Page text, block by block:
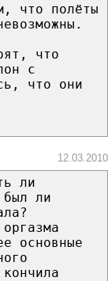
что полёты
что
с
что они
12.03.2010
ли
был ли
основные